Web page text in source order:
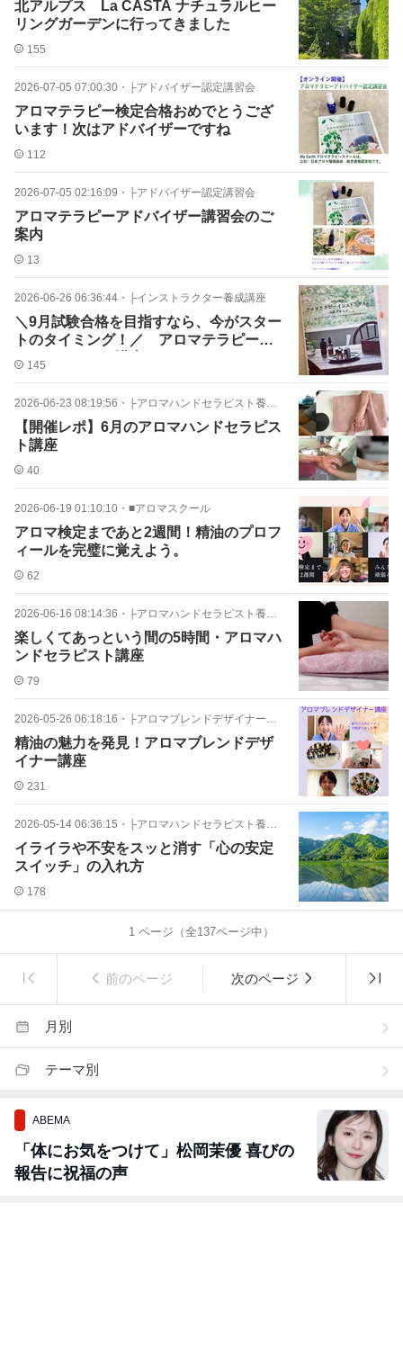
北アルプス La CASTA ナチュラルヒー
リングガーデンに行ってきました
155
2026-07-05 07:00:30 ・ ├アドバイザー認定講習会
アロマテラピー検定合格おめでとうござ
います！次はアドバイザーですね
112
2026-07-05 02:16:09 ・ ├アドバイザー認定講習会
アロマテラピーアドバイザー講習会のご
案内
13
2026-06-26 06:36:44 ・ ├インストラクター養成講座
＼9月試験合格を目指すなら、今がスター
トのタイミング！／ アロマテラピーイ
ンストラクター講座
145
2026-06-23 08:19:56 ・ ├アロマハンドセラピスト養成講座
【開催レポ】6月のアロマハンドセラピス
ト講座
40
2026-06-19 01:10:10 ・ ■アロマスクール
アロマ検定まであと2週間！精油のプロフ
ィールを完璧に覚えよう。
62
2026-06-16 08:14:36 ・ ├アロマハンドセラピスト養成講座
楽しくてあっという間の5時間・アロマハ
ンドセラピスト講座
79
2026-05-26 06:18:16 ・ ├アロマブレンドデザイナー養成講座
精油の魅力を発見！アロマブレンドデザ
イナー講座
231
2026-05-14 06:36:15 ・ ├アロマハンドセラピスト養成講座
イライラや不安をスッと消す「心の安定
スイッチ」の入れ方
178
1 ページ（全137ページ中）
前のページ 次のページ
月別
テーマ別
ABEMA
「体にお気をつけて」松岡茉優 喜びの
報告に祝福の声